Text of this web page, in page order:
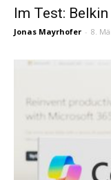
Im Test:
Jonas Mayrhofer - 8.